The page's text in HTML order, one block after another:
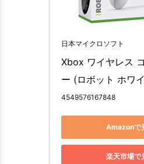
日本マイクロソフト
Xbox ワイヤレス
ー (ロボット ホワ
4549576167848
Amazonで
楽天市場で